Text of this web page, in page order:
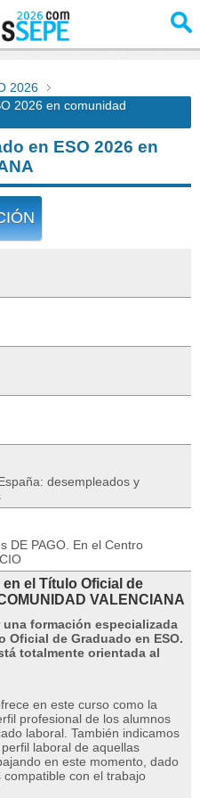
2026
2026 en comunidad
en ESO 2026 en
desempleados y
DE PAGO. En el Centro
el Título Oficial de
VALENCIANA
formación especializada
Oficial de Graduado en ESO.
totalmente orientada al
en este curso como la
profesional de los alumnos
laboral. También indicamos
laboral de aquellas
en este momento, dado
con el trabajo